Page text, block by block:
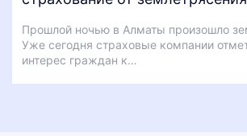
Прошлой ночью в Алматы произошло
Уже сегодня страховые компании
интерес граждан к…